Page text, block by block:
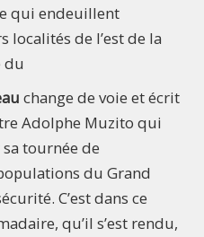
qui endeuillent
de l’est de la
du
change de voie et écrit
Adolphe Muzito qui
tournée de
du Grand
C’est dans ce
qu’il s’est rendu,